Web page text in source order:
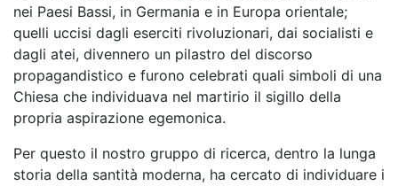
nei Paesi Bassi, in Germania e in Europa orientale;
quelli uccisi dagli eserciti rivoluzionari, dai socialisti e
dagli atei, divennero un pilastro del discorso
propagandistico e furono celebrati quali simboli di una
Chiesa che individuava nel martirio il sigillo della
propria aspirazione egemonica.
Per questo il nostro gruppo di ricerca, dentro la lunga
storia della santità moderna, ha cercato di individuare i